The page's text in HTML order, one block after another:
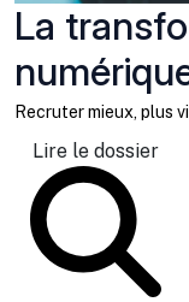
La
Recruter mieux, plus
Lire le dossier